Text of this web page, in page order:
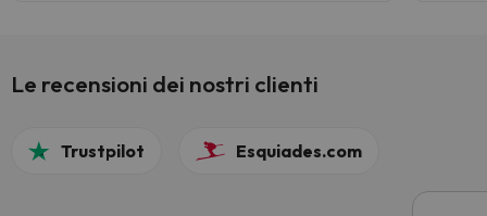
Le recensioni dei nostri clienti
Trustpilot Esquiades.com